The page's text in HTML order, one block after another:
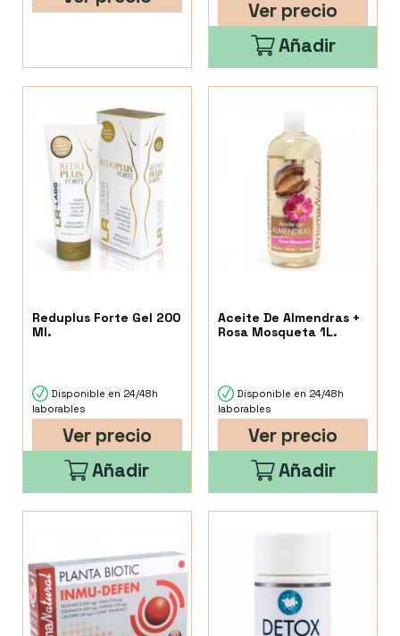
Ver precio
Añadir
Reduplus Forte Gel 200
Ml.
Disponible en 24/48h
laborables
Ver precio
Añadir
Aceite De Almendras +
Rosa Mosqueta 1L.
Disponible en 24/48h
laborables
Ver precio
Añadir